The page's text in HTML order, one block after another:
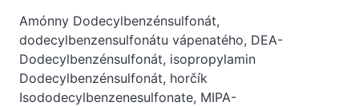
Amónny Dodecylbenzénsulfonát,
dodecylbenzensulfonátu vápenatého, DEA-
Dodecylbenzénsulfonát, isopropylamin
Dodecylbenzénsulfonát, horčík
Isododecylbenzenesulfonate, MIPA-